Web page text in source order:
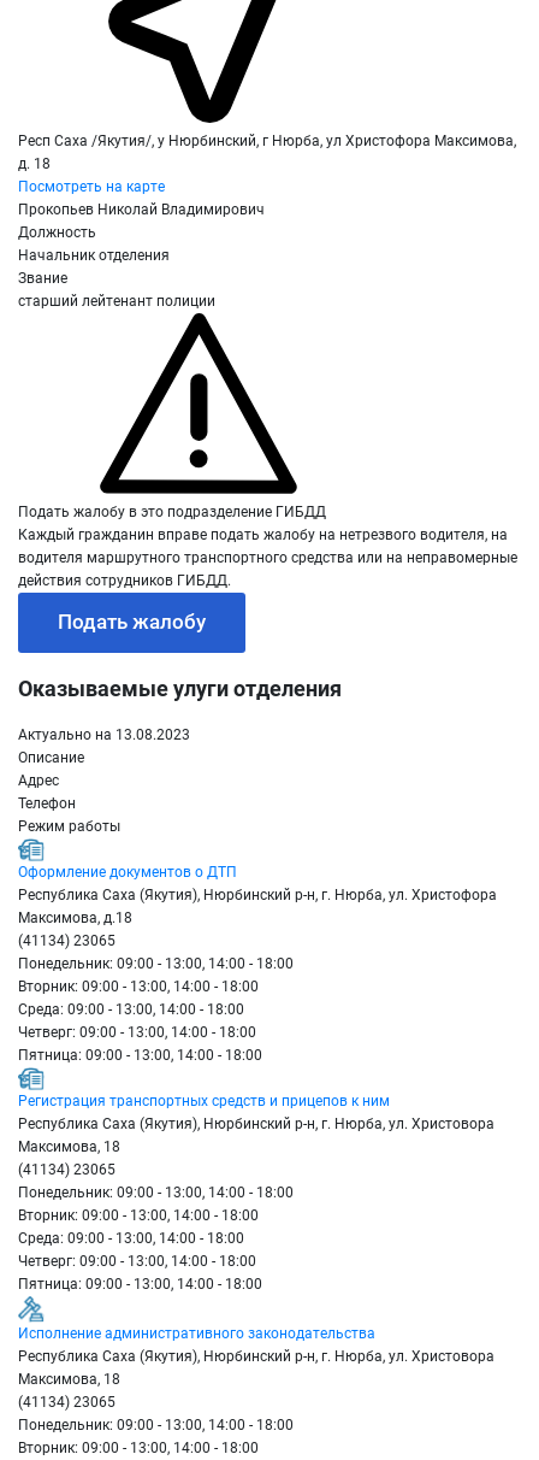
Респ Саха /Якутия/, у Нюрбинский, г Нюрба, ул Христофора Максимова,
д. 18
Посмотреть на карте
Прокопьев Николай Владимирович
Должность
Начальник отделения
Звание
старший лейтенант полиции
Подать жалобу в это подразделение ГИБДД
Каждый гражданин вправе подать жалобу на нетрезвого водителя, на
водителя маршрутного транспортного средства или на неправомерные
действия сотрудников ГИБДД.
Подать жалобу
Оказываемые улуги отделения
Актуально на 13.08.2023
Описание
Адрес
Телефон
Режим работы
Оформление документов о ДТП
Республика Саха (Якутия), Нюрбинский р-н, г. Нюрба, ул. Христофора
Максимова, д.18
(41134) 23065
Понедельник: 09:00 - 13:00, 14:00 - 18:00
Вторник: 09:00 - 13:00, 14:00 - 18:00
Среда: 09:00 - 13:00, 14:00 - 18:00
Четверг: 09:00 - 13:00, 14:00 - 18:00
Пятница: 09:00 - 13:00, 14:00 - 18:00
Регистрация транспортных средств и прицепов к ним
Республика Саха (Якутия), Нюрбинский р-н, г. Нюрба, ул. Христовора
Максимова, 18
(41134) 23065
Понедельник: 09:00 - 13:00, 14:00 - 18:00
Вторник: 09:00 - 13:00, 14:00 - 18:00
Среда: 09:00 - 13:00, 14:00 - 18:00
Четверг: 09:00 - 13:00, 14:00 - 18:00
Пятница: 09:00 - 13:00, 14:00 - 18:00
Исполнение административного законодательства
Республика Саха (Якутия), Нюрбинский р-н, г. Нюрба, ул. Христовора
Максимова, 18
(41134) 23065
Понедельник: 09:00 - 13:00, 14:00 - 18:00
Вторник: 09:00 - 13:00, 14:00 - 18:00